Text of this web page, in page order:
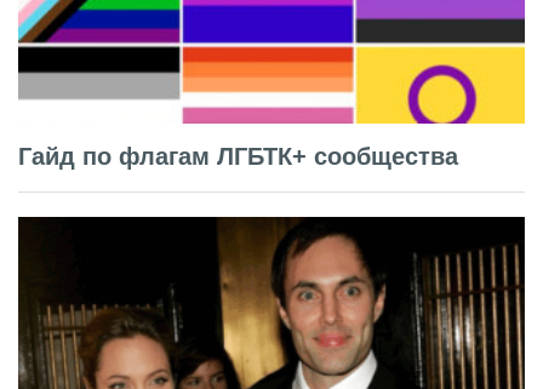
Гайд по флагам ЛГБТК+ сообщества